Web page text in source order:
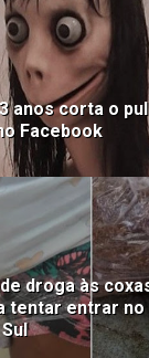
anos corta o
Facebook
droga às
tentar entrar